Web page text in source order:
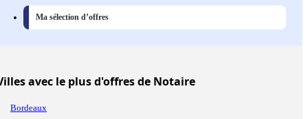
Ma sélection d’offres
avec le plus d'offres de Notaire
Bordeaux